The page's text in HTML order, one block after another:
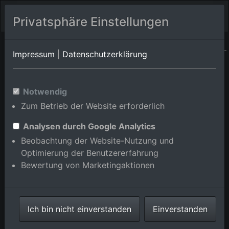
Heidelberg/Kernaltstadt
Baden-Württemberg
Heidelberg/Klausenpfad-
Luftbildalbum von
Heidelberg/Kirchheim in
Baden-Württemberg,
Deutschland
Privatsphäre Einstellungen
Impressum Datenschutzerklärung
Notwendig
Zum Betrieb der Website erforderlich
Analysen durch Google Analytics
Beobachtung der Website-Nutzung und
Optimierung der Benutzererfahrung
Bewertung von Marketingaktionen
Ich bin nicht einverstanden Einverstanden